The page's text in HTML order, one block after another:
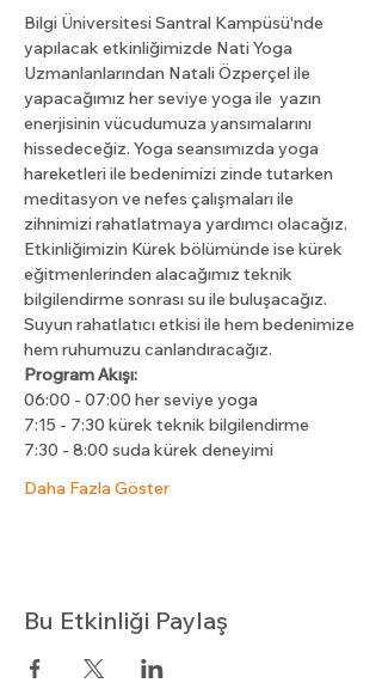
Bilgi Üniversitesi Santral Kampüsü'nde
yapılacak etkinliğimizde Nati Yoga
Uzmanlanlarından Natali Özperçel ile
yapacağımız her seviye yoga ile  yazın
enerjisinin vücudumuza yansımalarını
hissedeceğiz. Yoga seansımızda yoga
hareketleri ile bedenimizi zinde tutarken
meditasyon ve nefes çalışmaları ile
zihnimizi rahatlatmaya yardımcı olacağız.
Etkinliğimizin Kürek bölümünde ise kürek
eğitmenlerinden alacağımız teknik
bilgilendirme sonrası su ile buluşacağız.
Suyun rahatlatıcı etkisi ile hem bedenimize
hem ruhumuzu canlandıracağız.
Program Akışı:
06:00 - 07:00 her seviye yoga
7:15 - 7:30 kürek teknik bilgilendirme
7:30 - 8:00 suda kürek deneyimi
Daha Fazla Göster
Bu Etkinliği Paylaş